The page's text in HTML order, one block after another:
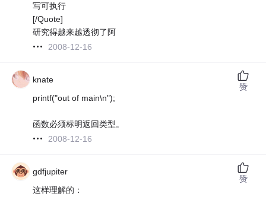
写可执行
[/Quote]
研究得越来越透彻了阿
2008-12-16
knate
printf("out of main\n");
函数必须标明返回类型。
2008-12-16
赞
gdfjupiter
这样理解的：
赞